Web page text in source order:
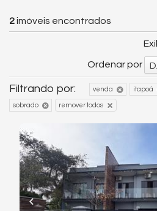
2imóveis encontrados
Ordenar por
Filtrando por: venda itapoá
sobrado remover todos